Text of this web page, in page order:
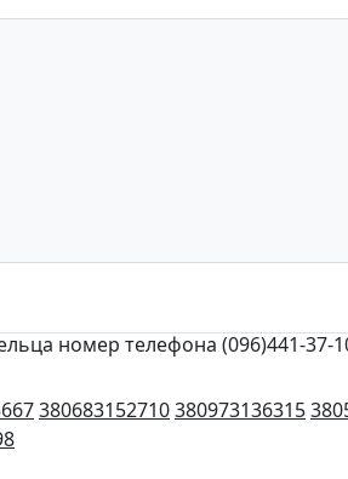
номер телефона (096)441-37-
380683152710380973136315